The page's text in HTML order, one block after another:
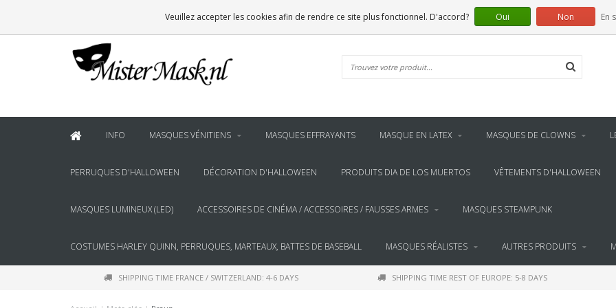
GRATIS BEZORGING
INFO MASQUES VÉNITIENS MASQUES EFFRAYANTS MASQUE EN LATEX MASQUES DE CLOWNS
PERRUQUES D'HALLOWEEN DÉCORATION D'HALLOWEEN PRODUITS DIA DE LOS MUERTOS VÊTEMENTS D'HALLOWEEN
MASQUES LUMINEUX (LED) ACCESSOIRES DE CINÉMA / ACCESSOIRES / FAUSSES ARMES MASQUES STEAMPUNK
COSTUMES HARLEY QUINN, PERRUQUES, MARTEAUX, BATTES DE BASEBALL MASQUES RÉALISTES AUTRES PRODUITS
SHIPPING TIME FRANCE / SWITZERLAND: 4-6 DAYS SHIPPING TIME REST OF EUROPE: 5-8 DAYS
Veuillez accepter les cookies afin de rendre ce site plus fonctionnel. D'accord? Oui Non En